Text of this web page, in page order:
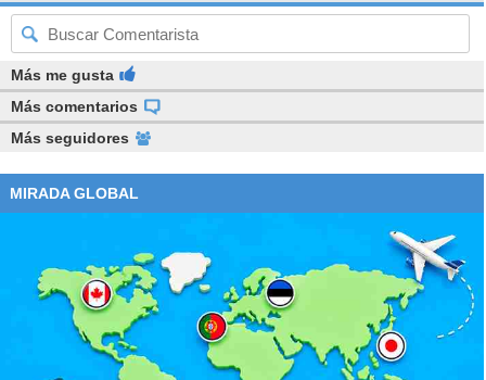
Más me gusta
Más comentarios
Más seguidores
MIRADA GLOBAL